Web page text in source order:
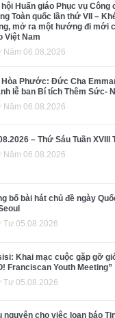
Huấn giáo Phục vụ Công
Toàn quốc lần thứ VII –
mở ra một hướng đi mới
Việt Nam
Năm 06.08.2026
Hòa Phước: Đức Cha
lễ ban Bí tích Thêm Sức-
Năm 06.08.2026
– Thứ Sáu Tuần
Năm 06.08.2026
bố bài hát chủ đề ngày
Tư 05.08.2026
Khai mạc cuộc gặp gỡ
Franciscan Youth Meeting”
Tư 05.08.2026
nguyện cho việc loan báo